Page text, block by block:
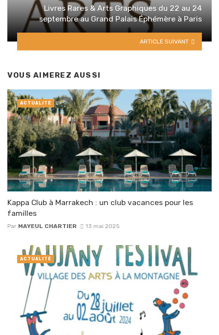
Livres Rares & Arts Graphiques du 22 au 24
septembre au Grand Palais Éphémère à Paris
ARTICLE SUIVANT
VOUS AIMEREZ AUSSI
Kappa Club à Marrakech : un club vacances pour les
familles
Par MAYEUL CHARTIER 13 mai 2025
ACTUALITÉ
ACTUALITÉ